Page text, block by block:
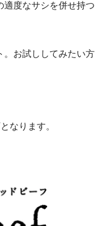
適度なサシを併せ持つ
。お試ししてみたい方
なります。